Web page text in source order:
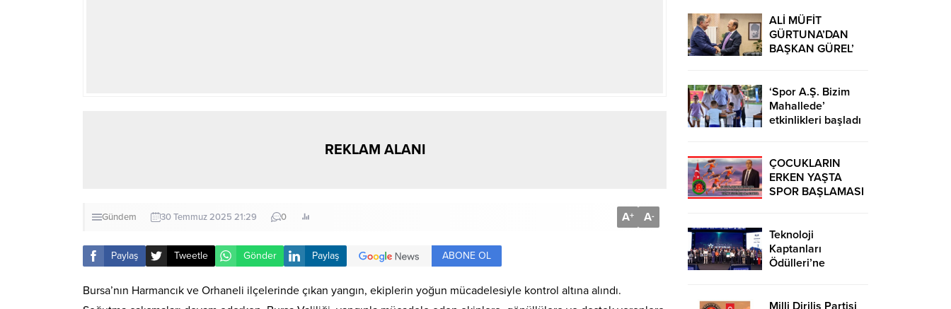
REKLAM ALANI
Gündem 30 Temmuz 2025 21:29 0 A+ A-
Paylaş Tweetle Gönder Paylaş ABONE OL
Bursa’nın Harmancık ve Orhaneli ilçelerinde çıkan yangın, ekiplerin yoğun mücadelesiyle kontrol altına alındı.
ALİ MÜFİT
GÜRTUNA’DAN
BAŞKAN GÜREL’
‘Spor A.Ş. Bizim
Mahallede’
etkinlikleri başladı
ÇOCUKLARIN
ERKEN YAŞTA
SPOR BAŞLAMASI
UZAK TUTUMUŞ
OLACAKTIR
Teknoloji
Kaptanları
Ödülleri’ne